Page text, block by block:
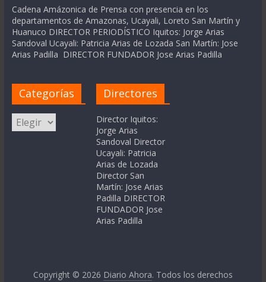
Cadena Amázonica de Prensa con presencia en los
departamentos de Amazonas, Ucayali, Loreto San Martín y
Huanuco DIRECTOR PERIODÍSTICO Iquitos: Jorge Arias
Sandoval Ucayali: Patricia Arias de Lozada San Martín: Jose
Arias Padilla DIRECTOR FUNDADOR Jose Arias Padilla
Categorías
Categorías
Directores
Director Iquitos:
Jorge Arias
Sandoval Director
Ucayali: Patricia
Arias de Lozada
Director San
Martín: Jose Arias
Padilla DIRECTOR
FUNDADOR Jose
Arias Padilla
Copyright © 2026 Diario Ahora. Todos los derechos